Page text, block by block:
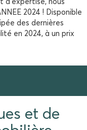
d’expertise, nous
2024 ! Disponible
des dernières
en 2024, à un prix
et de